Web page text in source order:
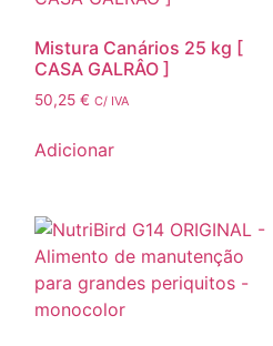
Mistura Canários 25 kg [
CASA GALRÂO ]
50,25 € C/ IVA
Adicionar